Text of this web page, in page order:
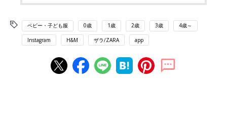
ベビー・子ども服 0歳 1歳 2歳 3歳 4歳～
Instagram H&M ザラ/ZARA app